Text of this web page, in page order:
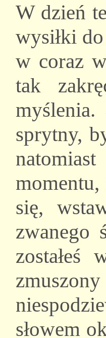
W dzień
wysiłki
w coraz
tak
sprytny,
się,
zwanego
zostałeś
słowem